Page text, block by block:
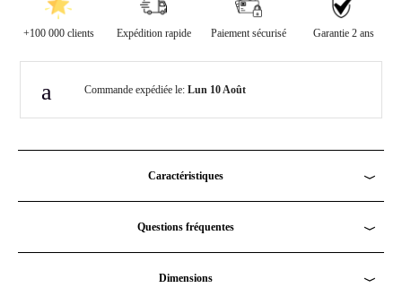
+100 000 clients Expédition rapide Paiement sécurisé Garantie 2 ans
Commande expédiée le: Lun 10 Août
Caractéristiques
Distance entre les fixations: 10,5 cm - 21 cm maxi
Questions fréquentes
Questions fréquentes
Dimensions